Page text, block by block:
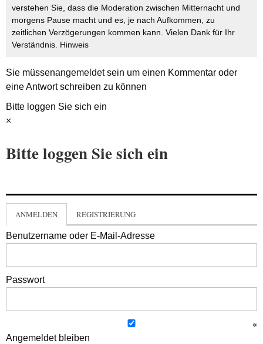
verstehen Sie, dass die Moderation zwischen Mitternacht und
morgens Pause macht und es, je nach Aufkommen, zu
zeitlichen Verzögerungen kommen kann. Vielen Dank für Ihr
Verständnis. Hinweis
Sie müssenangemeldetsein um einen Kommentar oder
eine Antwort schreiben zu können
Bitte loggen Sie sich ein
×
Bitte loggen Sie sich ein
ANMELDEN REGISTRIERUNG
Benutzername oder E-Mail-Adresse
Passwort
Angemeldet bleiben